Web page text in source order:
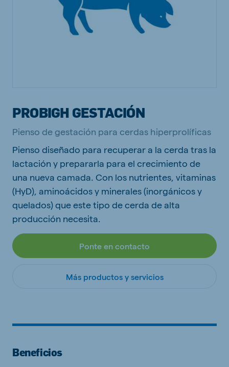
PROBIGH GESTACIÓN
Pienso de gestación para cerdas hiperprolíficas
Pienso diseñado para recuperar a la cerda tras la
lactación y prepararla para el crecimiento de
una nueva camada. Con los nutrientes, vitaminas
(HyD), aminoácidos y minerales (inorgánicos y
quelados) que este tipo de cerda de alta
producción necesita.
Ponte en contacto
Más productos y servicios
Beneficios